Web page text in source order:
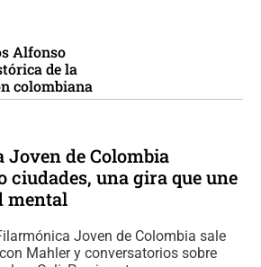
Alfonso
de la
colombiana
de Colombia
ciudades, una gira que une
mental
Joven de Colombia sale
Mahler y conversatorios sobre